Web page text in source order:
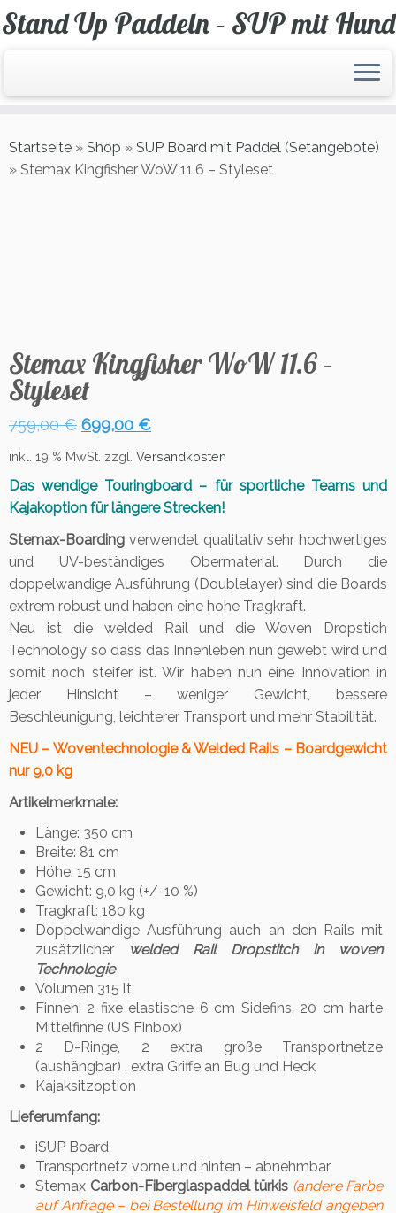
Zum
Inhalt
Stand Up Paddeln – SUP mit Hund
Startseite » Shop » SUP Board mit Paddel (Setangebote)
» Stemax Kingfisher WoW 11.6 – Styleset
Stemax Kingfisher WoW 11.6 –
Styleset
759,00€ Ursprünglicher
759,00 €
699,00 €Aktueller
699,00 €.
inkl. 19 % MwSt. zzgl. Versandkosten
Das wendige Touringboard – für sportliche Teams und
Kajakoption für längere Strecken!
Stemax-Boarding verwendet qualitativ sehr hochwertiges
und UV-beständiges Obermaterial. Durch die
doppelwandige Ausführung (Doublelayer) sind die Boards
extrem robust und haben eine hohe Tragkraft.
Neu ist die welded Rail und die Woven Dropstich
Technology so dass das Innenleben nun gewebt wird und
somit noch steifer ist. Wir haben nun eine Innovation in
jeder Hinsicht – weniger Gewicht, bessere
Beschleunigung, leichterer Transport und mehr Stabilität.
NEU – Woventechnologie & Welded Rails – Boardgewicht
nur 9,0 kg
Artikelmerkmale:
Länge: 350 cm
Breite: 81 cm
Höhe: 15 cm
Gewicht: 9,0 kg (+/-10 %)
Tragkraft: 180 kg
Doppelwandige Ausführung auch an den Rails mit
zusätzlicher
welded Rail Dropstitch in woven
Technologie
Volumen 315 lt
Finnen: 2 fixe elastische 6 cm Sidefins, 20 cm harte
Mittelfinne (US Finbox)
2 D-Ringe, 2 extra große Transportnetze
(aushängbar) , extra Griffe an Bug und Heck
Kajaksitzoption
Lieferumfang:
iSUP Board
Transportnetz vorne und hinten – abnehmbar
Stemax Carbon-Fiberglaspaddel türkis (andere Farbe
auf Anfrage – bei Bestellung im Hinweisfeld angeben